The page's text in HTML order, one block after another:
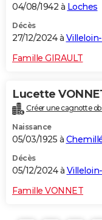
04/08/1942 à Loches
Décès
27/12/2024 à
Famille GIRAULT
Lucette
Créer une cagnotte
Naissance
05/03/1925 à
Décès
05/12/2024 à
Famille VONNET